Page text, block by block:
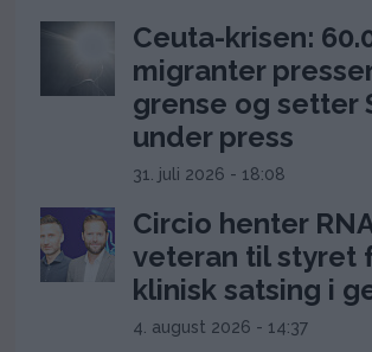
Ceuta-krisen:
migranter
grense og setter
under press
31. juli 2026 - 18:08
Circio henter
veteran til styret
klinisk satsing i
4. august 2026 - 14:37